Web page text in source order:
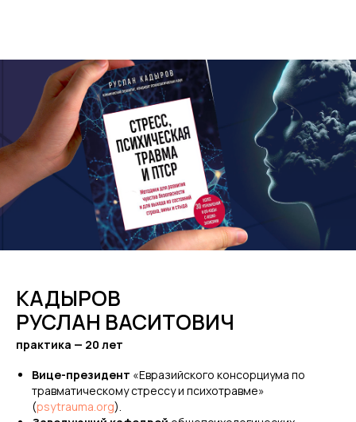
КАДЫРОВ
РУСЛАН ВАСИТОВИЧ
практика — 20 лет
Вице-президент «Евразийского консорциума по
травматическому стрессу и психотравме»
(psytrauma.org).